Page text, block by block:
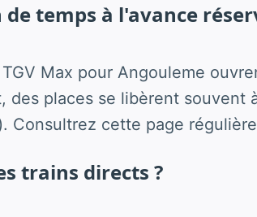
de temps à l'avance
Max pour Angouleme
des places se libèrent souvent
Consultrez cette page
trains directs ?